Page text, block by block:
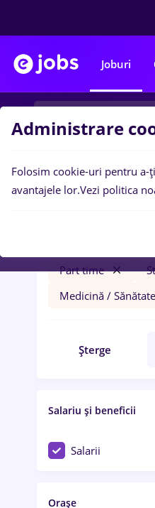
Joburi
Filtre
Part time
Medicină / Sănătate
Șterge
Salariu și beneficii
Salarii
Orașe
Administrare
Folosim cookie-uri pentru a-
avantajele lor.Vezi politica